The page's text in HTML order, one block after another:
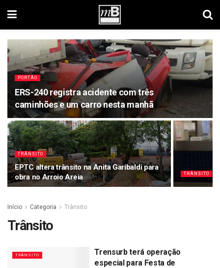
PORTÃO
ERS-240 registra acidente com três
caminhões e um carro nesta manhã
TRÂNSITO
EPTC altera trânsito na Anita Garibaldi para
obra no Arroio Areia
TRÂNSITO
Início Categoria Trânsito
Trânsito
TRÂNSITO
Trensurb terá operação
especial para Festa de